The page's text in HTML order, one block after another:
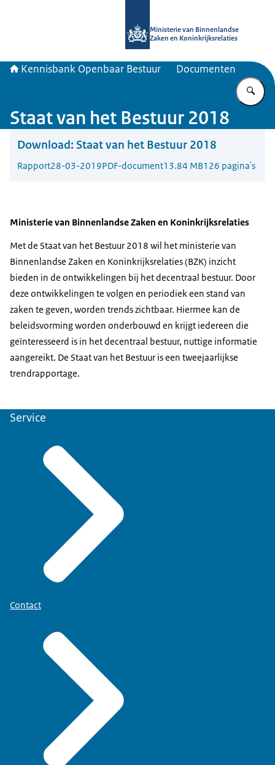
Ministerie van Binnenlandse
Zaken en Koninkrijksrelaties
Kennisbank Openbaar Bestuur Documenten
Staat van het Bestuur 2018
Download: Staat van het Bestuur 2018
Rapport28-03-2019PDF-document13.84 MB126 pagina's
Ministerie van Binnenlandse Zaken en Koninkrijksrelaties
Met de Staat van het Bestuur 2018 wil het ministerie van
Binnenlandse Zaken en Koninkrijksrelaties (BZK) inzicht
bieden in de ontwikkelingen bij het decentraal bestuur. Door
deze ontwikkelingen te volgen en periodiek een stand van
zaken te geven, worden trends zichtbaar. Hiermee kan de
beleidsvorming worden onderbouwd en krijgt iedereen die
geïnteresseerd is in het decentraal bestuur, nuttige informatie
aangereikt. De Staat van het Bestuur is een tweejaarlijkse
trendrapportage.
Service
Contact